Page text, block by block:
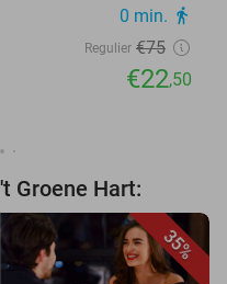
0 min. directions_walk
Regulier €75
€22,50
Groene Hart:
35%